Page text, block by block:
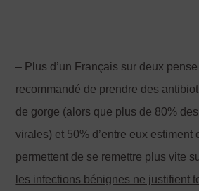
– Plus d’un Français sur deux pense
recommandé de prendre des
de gorge (alors que plus de 80%
virales) et 50% d’entre eux estiment
permettent de se remettre plus vite
les infections bénignes ne justifient